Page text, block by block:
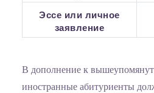
Эссе или личное
заявление
В дополнение к
иностранные абитуриенты